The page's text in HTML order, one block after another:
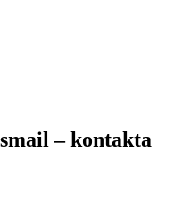
– kontakta